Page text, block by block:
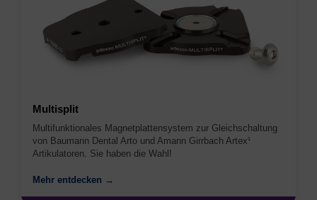
Multisplit
Multifunktionales Magnetplattensystem zur Gleichschaltung
von Baumann Dental Arto und Amann Girrbach Artex¹
Artikulatoren. Sie haben die Wahl!
Mehr entdecken →